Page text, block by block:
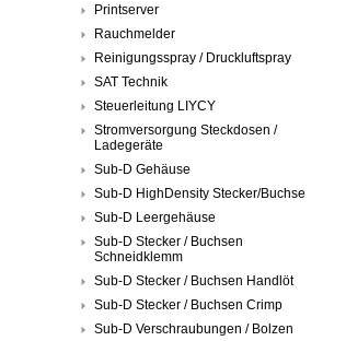
Printserver
Rauchmelder
Reinigungsspray / Druckluftspray
SAT Technik
Steuerleitung LIYCY
Stromversorgung Steckdosen /
Ladegeräte
Sub-D Gehäuse
Sub-D HighDensity Stecker/Buchse
Sub-D Leergehäuse
Sub-D Stecker / Buchsen
Schneidklemm
Sub-D Stecker / Buchsen Handlöt
Sub-D Stecker / Buchsen Crimp
Sub-D Verschraubungen / Bolzen